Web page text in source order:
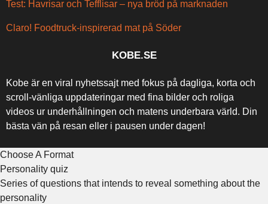
Test: Havrisar och Tefflisar – nya bröd på marknaden
Claro! Foodtruck-inspirerad mat på Söder
KOBE.SE
Kobe är en viral nyhetssajt med fokus på dagliga, korta och
scroll-vänliga uppdateringar med fina bilder och roliga
videos ur underhållningen och matens underbara värld. Din
bästa vän på resan eller i pausen under dagen!
Choose A Format
Personality quiz
Series of questions that intends to reveal something about the
personality